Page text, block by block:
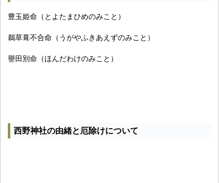
豊玉姫命（とよたまひめのみこと）
鵜草葺不合命（うがやふきあえずのみこと）
譽田別命（ほんだわけのみこと）
西野神社の由緒と厄除けについて